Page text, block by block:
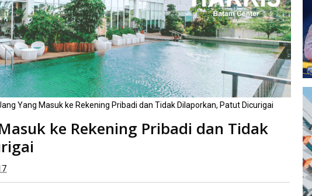
Yang Masuk ke Rekening Pribadi dan Tidak Dilaporkan, Patut Dicurigai
ke Rekening Pribadi dan Tidak